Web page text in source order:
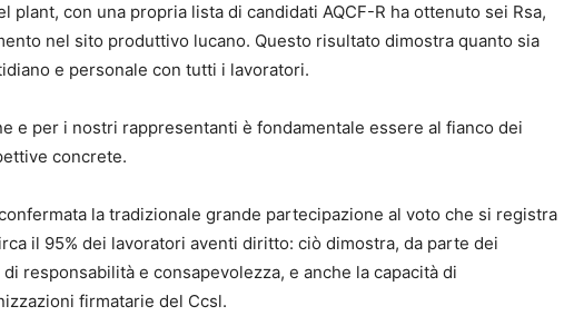
plant, con una propria lista di candidati AQCF-R ha ottenuto sei Rsa,
nel sito produttivo lucano. Questo risultato dimostra quanto sia
e personale con tutti i lavoratori.
e per i nostri rappresentanti è fondamentale essere al fianco dei
concrete.
la tradizionale grande partecipazione al voto che si registra
il 95% dei lavoratori aventi diritto: ciò dimostra, da parte dei
responsabilità e consapevolezza, e anche la capacità di
firmatarie del Ccsl.